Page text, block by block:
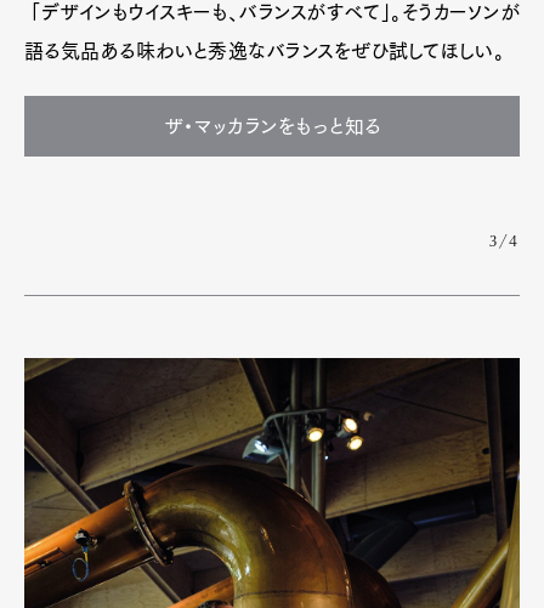
「デザインもウイスキーも、バランスがすべて」。そうカーソンが
語る気品ある味わいと秀逸なバランスをぜひ試してほしい。
ザ・マッカランをもっと知る
3/4